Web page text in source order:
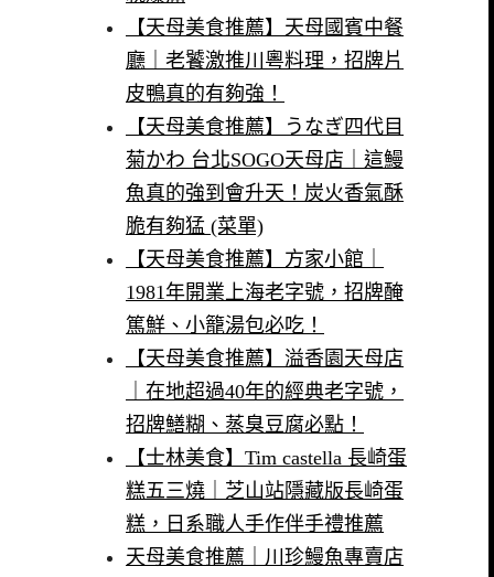
【天母美食推薦】天母國賓中餐
廳｜老饕激推川粵料理，招牌片
皮鴨真的有夠強！
【天母美食推薦】うなぎ四代目
菊かわ 台北SOGO天母店｜這鰻
魚真的強到會升天！炭火香氣酥
脆有夠猛 (菜單)
【天母美食推薦】方家小館｜
1981年開業上海老字號，招牌醃
篤鮮、小籠湯包必吃！
【天母美食推薦】溢香園天母店
｜在地超過40年的經典老字號，
招牌鱔糊、蒸臭豆腐必點！
【士林美食】Tim castella 長崎蛋
糕五三燒｜芝山站隱藏版長崎蛋
糕，日系職人手作伴手禮推薦
天母美食推薦｜川珍鰻魚專賣店